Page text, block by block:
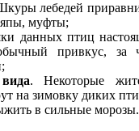
лебедей
муфты;
данных птиц
привкус, за
. Некоторые
на зимовку диких
в сильные морозы.